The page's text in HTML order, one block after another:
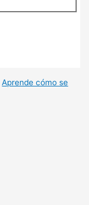
Aprende cómo se